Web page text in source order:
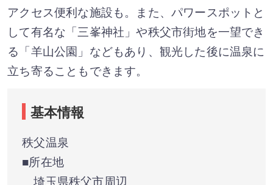
アクセス便利な施設も。また、パワースポットと
して有名な「三峯神社」や秩父市街地を一望でき
る「羊山公園」などもあり、観光した後に温泉に
立ち寄ることもできます。
基本情報
秩父温泉
■所在地
埼玉県秩父市周辺